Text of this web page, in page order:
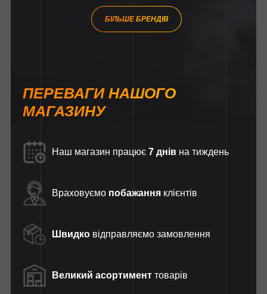
БІЛЬШЕ БРЕНДІВ
ПЕРЕВАГИ НАШОГО
МАГАЗИНУ
Наш магазин працює 7 днів на тиждень
Враховуємо побажання клієнтів
Швидко відправляємо замовлення
Великий асортимент товарів